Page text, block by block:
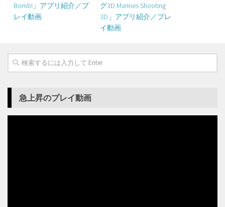
Bomb!」アプリ紹介／プ
レイ動画
グ3D Marines Shooting
3D」アプリ紹介／プレ
イ動画
急上昇のプレイ動画